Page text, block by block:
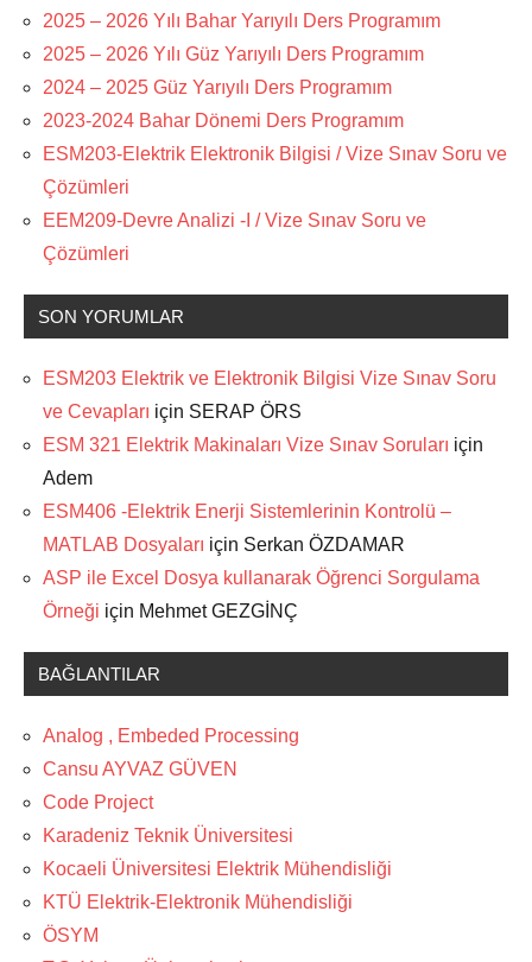
2025 – 2026 Yılı Bahar Yarıyılı Ders Programım
2025 – 2026 Yılı Güz Yarıyılı Ders Programım
2024 – 2025 Güz Yarıyılı Ders Programım
2023-2024 Bahar Dönemi Ders Programım
ESM203-Elektrik Elektronik Bilgisi / Vize Sınav Soru ve
Çözümleri
EEM209-Devre Analizi -I / Vize Sınav Soru ve
Çözümleri
SON YORUMLAR
ESM203 Elektrik ve Elektronik Bilgisi Vize Sınav Soru
ve Cevapları için SERAP ÖRS
ESM 321 Elektrik Makinaları Vize Sınav Soruları için
Adem
ESM406 -Elektrik Enerji Sistemlerinin Kontrolü –
MATLAB Dosyaları için Serkan ÖZDAMAR
ASP ile Excel Dosya kullanarak Öğrenci Sorgulama
Örneği için Mehmet GEZGİNÇ
BAĞLANTILAR
Analog , Embeded Processing
Cansu AYVAZ GÜVEN
Code Project
Karadeniz Teknik Üniversitesi
Kocaeli Üniversitesi Elektrik Mühendisliği
KTÜ Elektrik-Elektronik Mühendisliği
ÖSYM